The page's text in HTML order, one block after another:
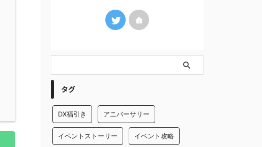
タグ
DX福引き アニバーサリー
イベントストーリー イベント攻略